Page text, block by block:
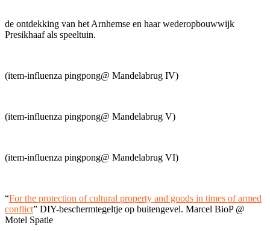
de ontdekking van het Arnhemse en haar wederopbouwwijk
Presikhaaf als speeltuin.
(item-influenza pingpong@ Mandelabrug IV)
(item-influenza pingpong@ Mandelabrug V)
(item-influenza pingpong@ Mandelabrug VI)
“For the protection of cultural property and goods in times of armed
conflict” DIY-beschermtegeltje op buitengevel. Marcel BioP @
Motel Spatie